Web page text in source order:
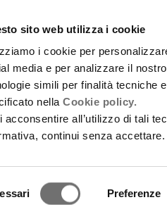
sito web utilizza i cookie
i cookie per
media e per analizzare il
simili per finalità tecniche
nellaCookie policy.
acconsentire all’utilizzo di tali
continui senza accettare.
Preferenze